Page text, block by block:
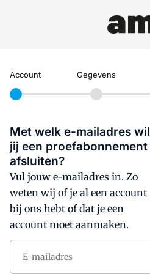
Account Gegevens
Met welk e-mailadres wil
jij een proefabonnement
afsluiten?
Vul jouw e-mailadres in. Zo
weten wij of je al een account
bij ons hebt of dat je een
account moet aanmaken.
E-mailadres